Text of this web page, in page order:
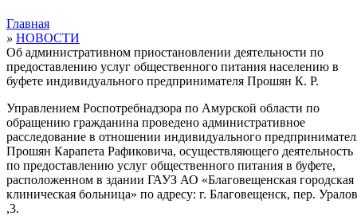
Главная
» НОВОСТИ
Об административном приостановлении деятельности по
предоставлению услуг общественного питания населению в
буфете индивидуального предпринимателя Прошян К. Р.
Управлением Роспотребнадзора по Амурской области по
обращению гражданина проведено административное
расследование в отношении индивидуального
Прошян Карапета Рафиковича, осуществляющего деятельность
по предоставлению услуг общественного питания в буфете,
расположенном в здании ГАУЗ АО «Благовещенская городская
клиническая больница» по адресу: г. Благовещенск, пер.
,3.